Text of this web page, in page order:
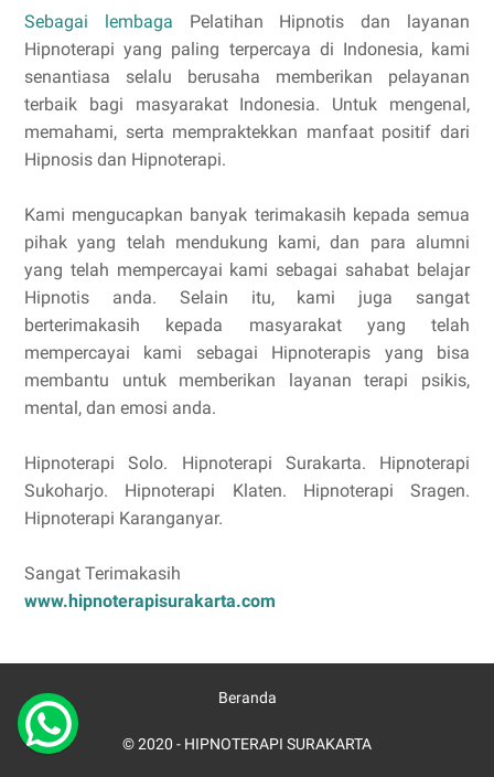
Sebagai lembaga Pelatihan Hipnotis dan layanan
Hipnoterapi yang paling terpercaya di Indonesia, kami
senantiasa selalu berusaha memberikan pelayanan
terbaik bagi masyarakat Indonesia. Untuk mengenal,
memahami, serta mempraktekkan manfaat positif dari
Hipnosis dan Hipnoterapi.
Kami mengucapkan banyak terimakasih kepada semua
pihak yang telah mendukung kami, dan para alumni
yang telah mempercayai kami sebagai sahabat belajar
Hipnotis anda. Selain itu, kami juga sangat
berterimakasih kepada masyarakat yang telah
mempercayai kami sebagai Hipnoterapis yang bisa
membantu untuk memberikan layanan terapi psikis,
mental, dan emosi anda.
Hipnoterapi Solo. Hipnoterapi Surakarta. Hipnoterapi
Sukoharjo. Hipnoterapi Klaten. Hipnoterapi Sragen.
Hipnoterapi Karanganyar.
Sangat Terimakasih
www.hipnoterapisurakarta.com
Beranda
© 2020 - HIPNOTERAPI SURAKARTA